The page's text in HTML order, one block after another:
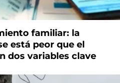
familiar: la
está peor que el
dos variables clave